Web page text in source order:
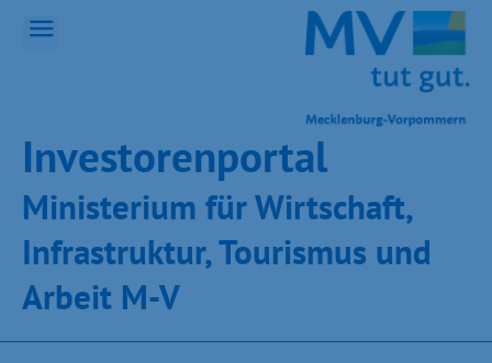
Inves­toren­por­tal
Ministeri­um für Wirt­schaft,
Infra­struk­tur, Tou­ris­mus und
Ar­beit M-V